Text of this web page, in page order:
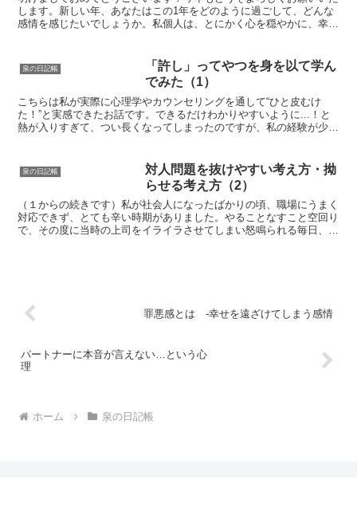
します。新しい年、あなたはこの1年をどのように過ごして、どんな
感情を感じたいでしょうか。私個人は、とにかく心を穏やかに、幸せ
泉の日記帳
「許し」ってやつを身を以て学ん
でみた（1）
こちらは私が実際に心理学やカウンセリングを通して“ひと皮むけ
た！”と実感できたお話です。できるだけわかりやすいように...！と
熱が入りすぎて、つい長くなってしまったのですが、私の経験が少し
泉の日記帳
対人問題を抜けやすい考え方・拗
らせる考え方（2）
（１からの続きです）私が社会人になったばかりの頃、職場にうまく
対応できず、とても辛い時期がありました。やることなすこと空回り
で、その度に当時の上司をイライラさせてしまい怒鳴られる毎日、ま
罪悪感とは -幸せを遠ざけてしまう感情
パートナーに本音が言えない…という心
理
ホーム 泉の日記帳